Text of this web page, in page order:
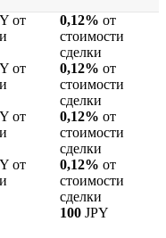
от
0,12% от
стоимости
сделки
от
0,12% от
стоимости
сделки
от
0,12% от
стоимости
сделки
от
0,12% от
стоимости
сделки
100 JPY